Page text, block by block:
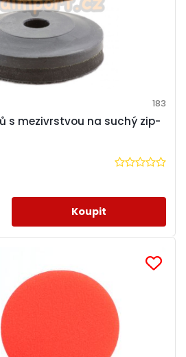
s mezivrstvou na suchý zip-
183